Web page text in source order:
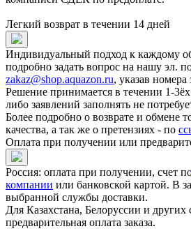
Легкий возврат в течении 14 дней
Индивидуальный подход к каждому
подробно задать вопрос на нашу эл.
zakaz@shop.aquazon.ru, указав номера
Решение принимается в течении 1-
либо заявлений заполнять не
Более подробно о возврате и обмене
качества, а так же о претензиях - по
Оплата при получении или
Россия: оплата при получении, счет
компании или банковской картой. В
выбранной службы доставки.
Для Казахстана, Белоруссии и других
предварительная оплата заказа.